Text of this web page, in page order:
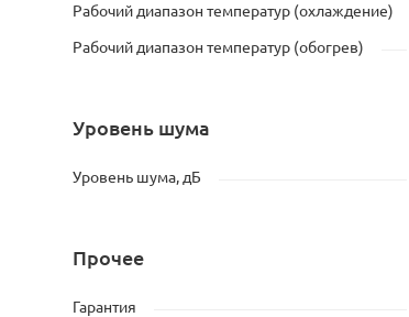
Рабочий диапазон температур (охлаждение)
Рабочий диапазон температур (обогрев)
Уровень шума
Уровень шума, дБ
Прочее
Гарантия